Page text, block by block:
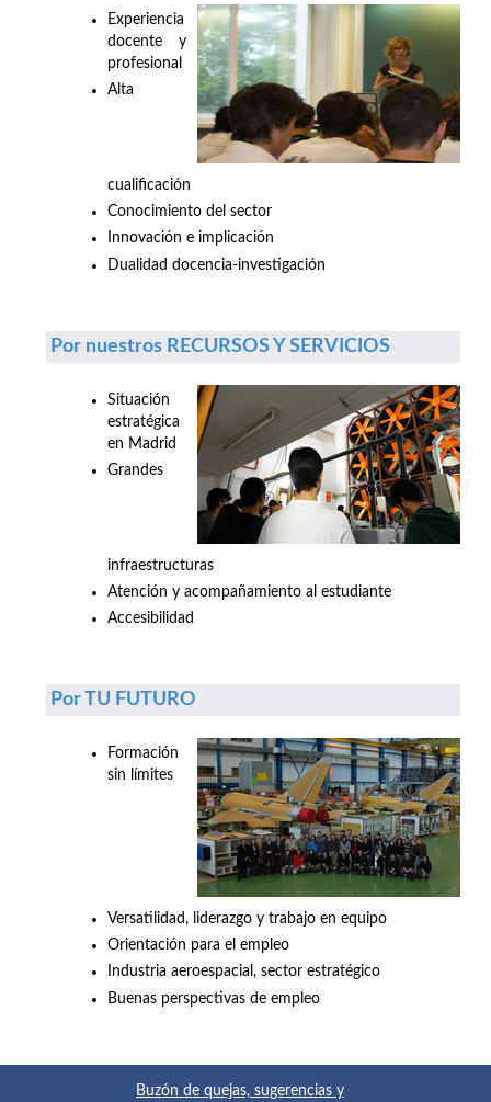
Experiencia
docente y
profesional
Alta
cualificación
Conocimiento del sector
Innovación e implicación
Dualidad docencia-investigación
Por nuestros RECURSOS Y SERVICIOS
Situación
estratégica
en Madrid
Grandes
infraestructuras
Atención y acompañamiento al estudiante
Accesibilidad
Por TU FUTURO
Formación
sin límites
Versatilidad, liderazgo y trabajo en equipo
Orientación para el empleo
Industria aeroespacial, sector estratégico
Buenas perspectivas de empleo
Buzón de quejas, sugerencias y